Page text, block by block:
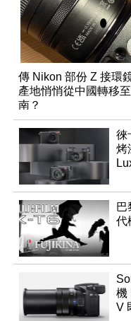
傳 Nikon 部份 Z 接環
產地悄悄從中國轉移
南？
徠
烤
巴
代
機
V